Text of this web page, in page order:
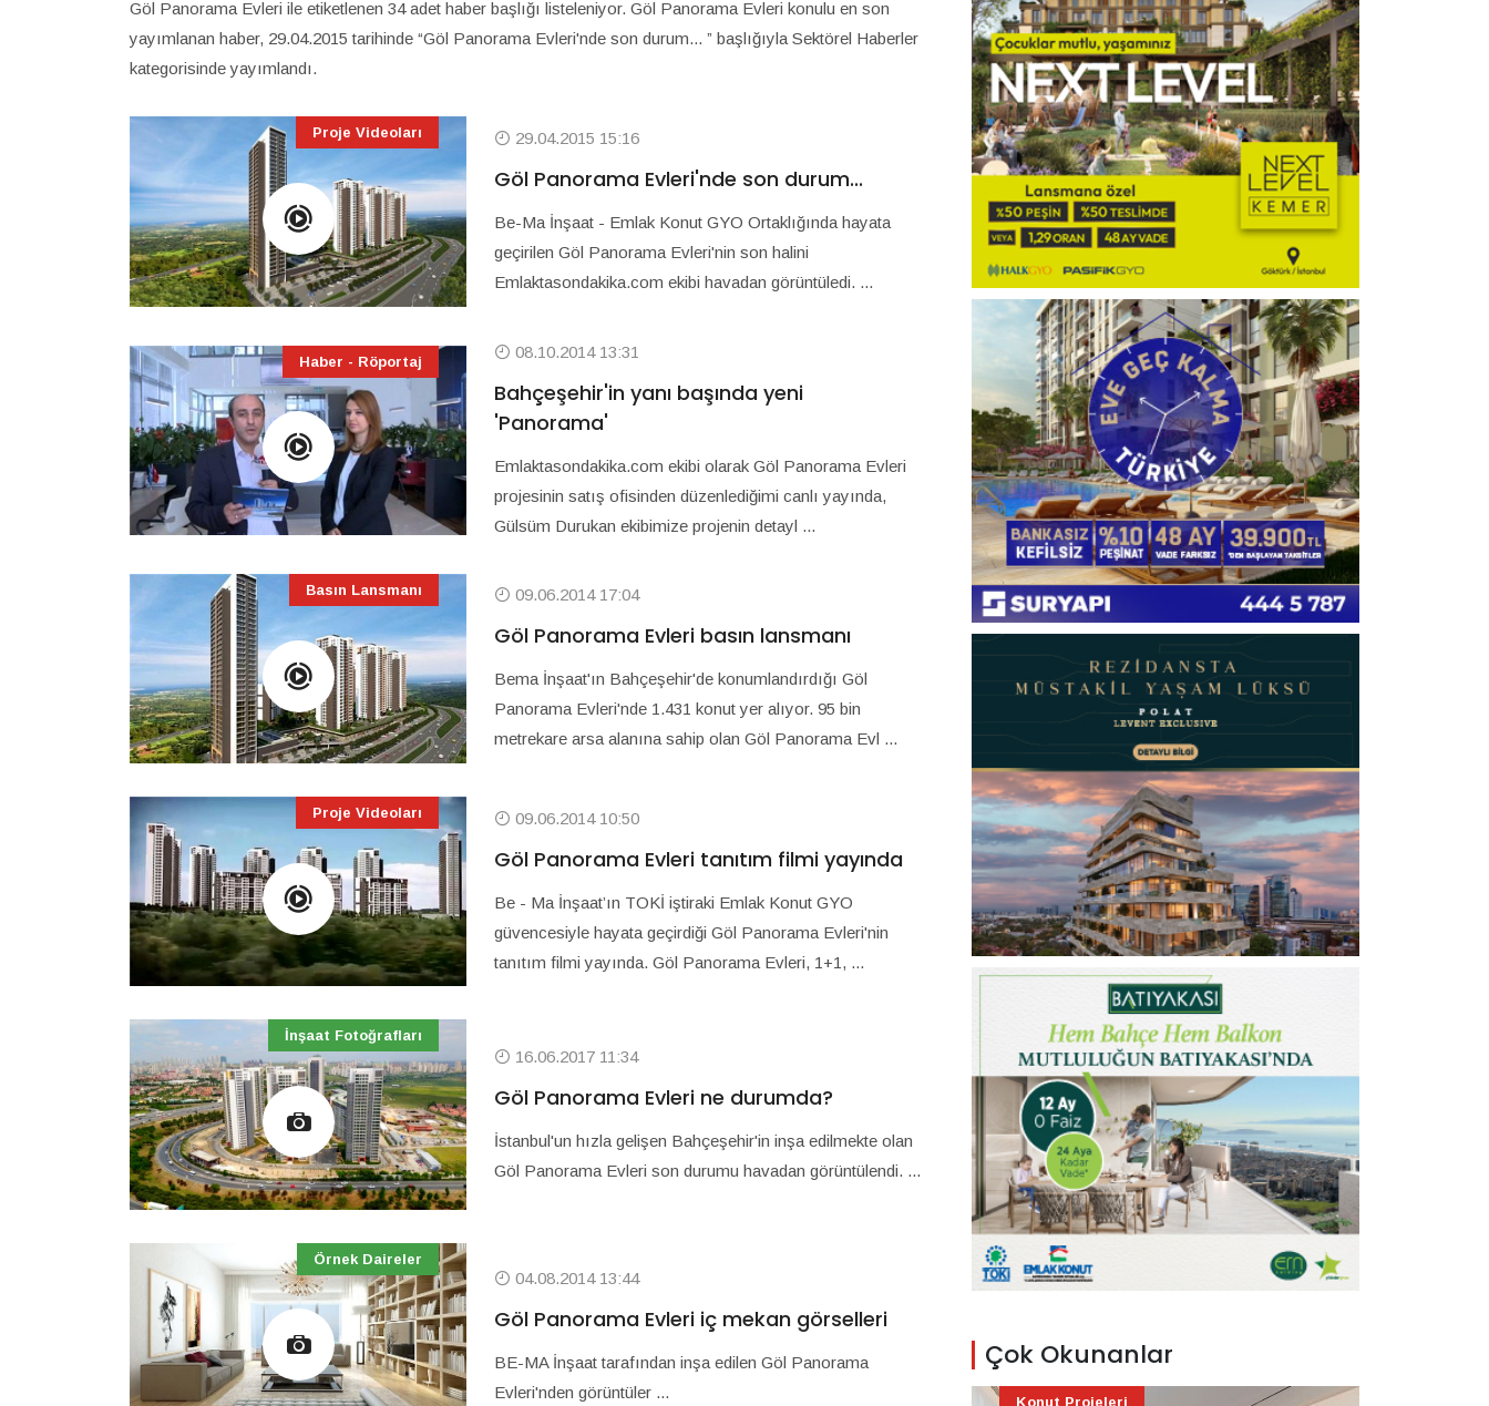
Göl Panorama Evleri ile etiketlenen 34 adet haber başlığı listeleniyor. Göl Panorama Evleri konulu en son
yayımlanan haber, 29.04.2015 tarihinde “Göl Panorama Evleri'nde son durum... ” başlığıyla Sektörel Haberler
kategorisinde yayımlandı.
Proje Videoları 29.04.2015 15:16
Göl Panorama Evleri'nde son durum...
Be-Ma İnşaat - Emlak Konut GYO Ortaklığında hayata
geçirilen Göl Panorama Evleri'nin son halini
Emlaktasondakika.com ekibi havadan görüntüledi. ...
Haber - Röportaj
08.10.2014 13:31
Bahçeşehir'in yanı başında yeni
'Panorama'
Emlaktasondakika.com ekibi olarak Göl Panorama Evleri
projesinin satış ofisinden düzenlediğimi canlı yayında,
Gülsüm Durukan ekibimize projenin detayl ...
Basın Lansmanı 09.06.2014 17:04
Göl Panorama Evleri basın lansmanı
Bema İnşaat'ın Bahçeşehir'de konumlandırdığı Göl
Panorama Evleri'nde 1.431 konut yer alıyor. 95 bin
metrekare arsa alanına sahip olan Göl Panorama Evl ...
Proje Videoları 09.06.2014 10:50
Göl Panorama Evleri tanıtım filmi yayında
Be - Ma İnşaat’ın TOKİ iştiraki Emlak Konut GYO
güvencesiyle hayata geçirdiği Göl Panorama Evleri'nin
tanıtım filmi yayında. Göl Panorama Evleri, 1+1, ...
İnşaat Fotoğrafları
16.06.2017 11:34
Göl Panorama Evleri ne durumda?
İstanbul'un hızla gelişen Bahçeşehir'in inşa edilmekte olan
Göl Panorama Evleri son durumu havadan görüntülendi. ...
Örnek Daireler
04.08.2014 13:44
Göl Panorama Evleri iç mekan görselleri
BE-MA İnşaat tarafından inşa edilen Göl Panorama
Evleri'nden görüntüler ...
Çok Okunanlar
Konut Projeleri